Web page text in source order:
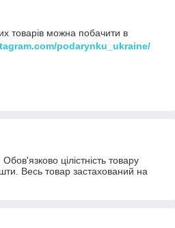
товарів можна побачити в
podarynku_ukraine/
цілістність товару
Весь товар застахований на